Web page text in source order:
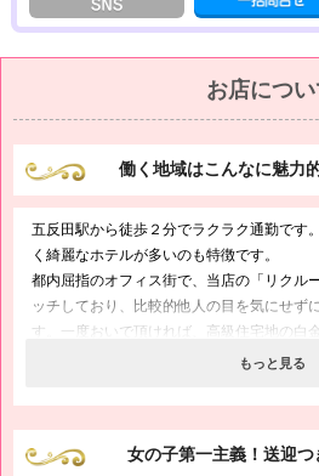
お店につい
働く地域はこんなに魅力
五反田駅から徒歩２分でラクラク通勤です
く綺麗なホテルが多いのも特徴です。
都内屈指のオフィス街で、当店の「リクル
ッチしており、比較的他人の目を気にせず
す。一度おいで頂ければ、高級住宅地の白
く、芸能人が多く住むと言われている目黒
イベート充実させてくださいネ
もっと見る
女の子第一主義！送迎